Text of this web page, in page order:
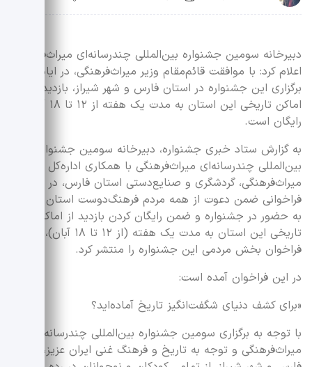
دبیرخانه سومین جشنواره بین‌المللی چندرسانه‌ای میراث‌فرهنگی
اعلام کرد: با موافقت قائم‌مقام وزیر میراث‌فرهنگی، در ایام
برگزاری این جشنواره در استان فارس و شهر شیراز، بازدید از
اماکن تاریخی این استان به مدت یک هفته از ۱۲ تا ۱۸ آبان
رایگان است.
به گزارش ستاد خبری جشنواره، دبیرخانه سومین جشنواره
بین‌المللی چندرسانه‌ای میراث‌فرهنگی با همکاری اداره‌کل
میراث‌فرهنگی، گردشگری و صنایع‌دستی استان فارس، در
فراخوانی ضمن دعوت از همه مردم فرهنگ‌دوست استان فارس
به حضور در جشنواره و ضمن رایگان کردن بازدید از اماکن
تاریخی این استان به مدت یک هفته (از ۱۲ تا ۱۸ آبان)،
فراخوان بخش مردمی این جشنواره را منتشر کرد.
در این فراخوان آمده است:
«برای کشف دنیای شگفت‌انگیز تاریخ آماده‌اید؟
با توجه به برگزاری سومین جشنواره بین‌المللی چندرسانه‌ای
میراث‌فرهنگی و توجه به تاریخ و فرهنگ غنی ایران عزیز، استان